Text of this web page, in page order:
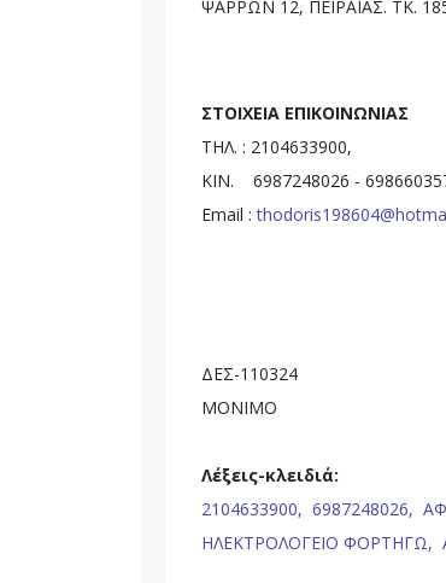
ΨΑΡΡΩΝ 12, ΠΕΙΡΑΙΑΣ. ΤΚ.
ΣΤΟΙΧΕΙΑ ΕΠΙΚΟΙΝΩΝΙΑΣ
ΤΗΛ. : 2104633900,
ΚΙΝ. 6987248026 -
Email :
ΔΕΣ-110324
ΜΟΝΙΜΟ
Λέξεις-κλειδιά:
2104633900, 6987248026,
ΗΛΕΚΤΡΟΛΟΓΕΙΟ ΦΟΡΤΗΓΩ,